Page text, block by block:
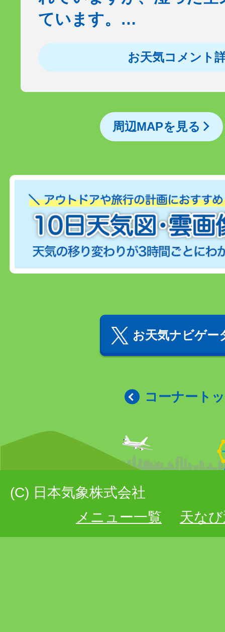
ています。…
お天気コメント
周辺MAPを見る
お天気ナビゲー
コーナート
(C) 日本気象株式会社
メニュー一覧
天な